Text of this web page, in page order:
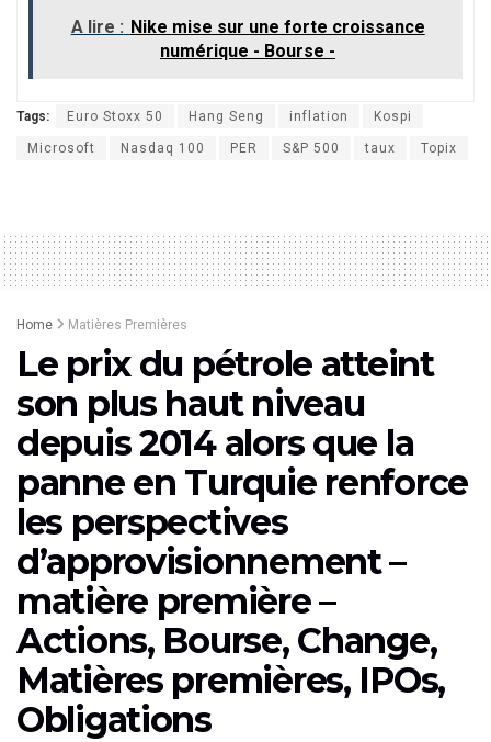
A lire : Nike mise sur une forte croissance
numérique - Bourse -
Tags: Euro Stoxx 50 Hang Seng inflation Kospi
Microsoft Nasdaq 100 PER S&P 500 taux Topix
Home Matières Premières
Le prix du pétrole atteint
son plus haut niveau
depuis 2014 alors que la
panne en Turquie renforce
les perspectives
d’approvisionnement –
matière première –
Actions, Bourse, Change,
Matières premières, IPOs,
Obligations